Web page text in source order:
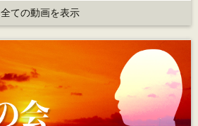
全ての動画を表示